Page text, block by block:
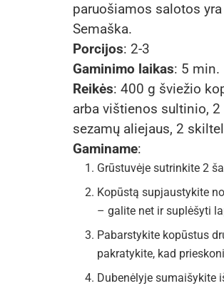
paruošiamos salotos
Semaška.
Porcijos: 2-3
Gaminimo laikas: 5 min.
Reikės: 400 g šviežio
arba vištienos sultinio,
sezamų aliejaus, 2
Gaminame:
Grūstuvėje sutrinkite 2
Kopūstą supjaustykite
– galite net ir suplėšyti
Pabarstykite kopūstus
pakratykite, kad
Dubenėlyje sumaišykite